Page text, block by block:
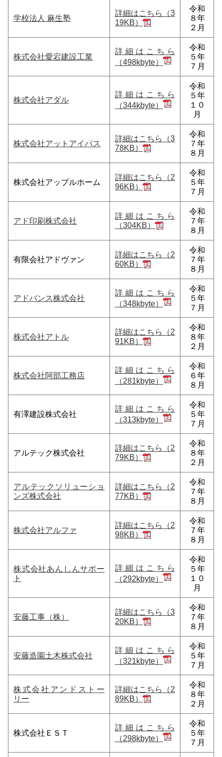
学校法人 麻生塾
詳細はこちら（3
19KB）
令和
８年
２月
株式会社愛宕建設工業
詳細はこちら
（498kbyte）
令和
５年
７月
株式会社アダル
詳細はこちら
（344kbyte）
令和
５年
１０
月
株式会社アットアイパス
詳細はこちら（3
78KB）
令和
７年
８月
株式会社アップルホーム
詳細はこちら（2
96KB）
令和
５年
７月
アド印刷株式会社
詳細はこちら
（304KB）
令和
７年
８月
有限会社アドヴァン
詳細はこちら（2
60KB）
令和
７年
８月
アドバンス株式会社
詳細はこちら
（348kbyte）
令和
５年
７月
株式会社アトル
詳細はこちら（2
91KB）
令和
８年
２月
株式会社阿部工務店
詳細はこちら
（281kbyte）
令和
６年
８月
有澤建設株式会社
詳細はこちら
（313kbyte）
令和
５年
７月
アルテック株式会社
詳細はこちら（2
79KB）
令和
８年
２月
アルテックソリューショ
ンズ株式会社
詳細はこちら（2
77KB）
令和
７年
８月
株式会社アルファ
詳細はこちら（2
98KB）
令和
７年
８月
株式会社あんしんサポー
ト
詳細はこちら
（292kbyte）
令和
５年
１０
月
安藤工事（株）
詳細はこちら（3
20KB）
令和
７年
８月
安藤造園土木株式会社
詳細はこちら
（321kbyte）
令和
５年
７月
株式会社アンドストー
リー
詳細はこちら（2
89KB）
令和
８年
２月
株式会社ＥＳＴ
詳細はこちら
（298kbyte）
令和
５年
７月